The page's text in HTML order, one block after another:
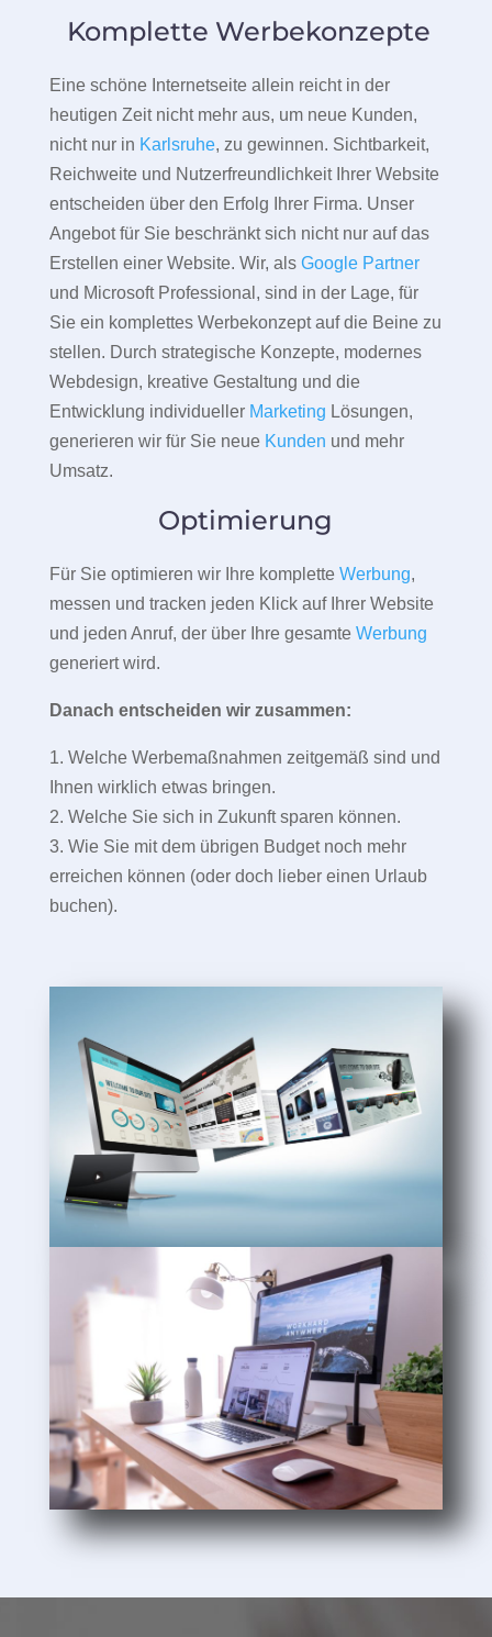
Komplette Werbekonzepte
Eine schöne Internetseite allein reicht in der
heutigen Zeit nicht mehr aus, um neue Kunden,
nicht nur in Karlsruhe, zu gewinnen. Sichtbarkeit,
Reichweite und Nutzerfreundlichkeit Ihrer Website
entscheiden über den Erfolg Ihrer Firma. Unser
Angebot für Sie beschränkt sich nicht nur auf das
Erstellen einer Website. Wir, als Google Partner
und Microsoft Professional, sind in der Lage, für
Sie ein komplettes Werbekonzept auf die Beine zu
stellen. Durch strategische Konzepte, modernes
Webdesign, kreative Gestaltung und die
Entwicklung individueller Marketing Lösungen,
generieren wir für Sie neue Kunden und mehr
Umsatz.
Optimierung
Für Sie optimieren wir Ihre komplette Werbung,
messen und tracken jeden Klick auf Ihrer Website
und jeden Anruf, der über Ihre gesamte Werbung
generiert wird.
Danach entscheiden wir zusammen:
1. Welche Werbemaßnahmen zeitgemäß sind und
Ihnen wirklich etwas bringen.
2. Welche Sie sich in Zukunft sparen können.
3. Wie Sie mit dem übrigen Budget noch mehr
erreichen können (oder doch lieber einen Urlaub
buchen).